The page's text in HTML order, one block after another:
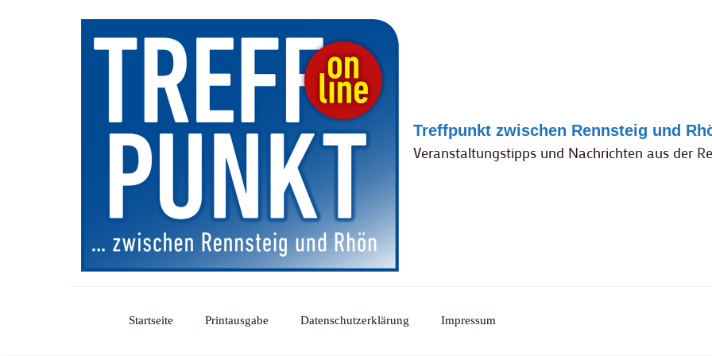
Treffpunkt zwischen Rennsteig und
Veranstaltungstipps und Nachrichten aus der
Startseite Printausgabe Datenschutzerklärung Impressum